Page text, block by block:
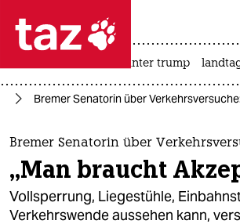
 taz zahl ich
taz zahl ich
themen
politik
öko
usa unter trump
Bremer Senatorin über
Bremer Senatorin über
„Man braucht
Vollsperrung, Liegestühle,
Verkehrswende aussehen kann,